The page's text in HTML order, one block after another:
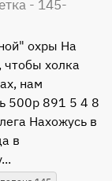
- 145-
охры На
холка
нам
500р 891 5 4 8
Нахожусь в
в